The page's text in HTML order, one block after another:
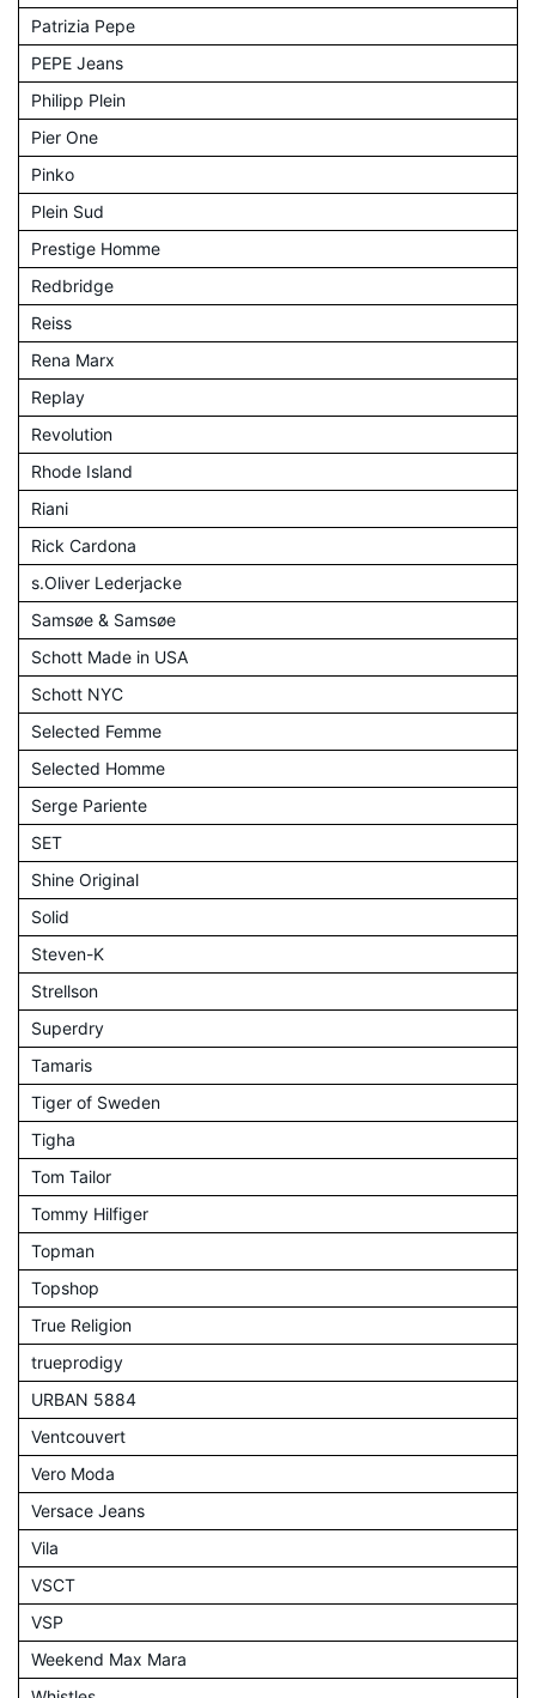
Patrizia Pepe
PEPE Jeans
Philipp Plein
Pier One
Pinko
Plein Sud
Prestige Homme
Redbridge
Reiss
Rena Marx
Replay
Revolution
Rhode Island
Riani
Rick Cardona
s.Oliver Lederjacke
Samsøe & Samsøe
Schott Made in USA
Schott NYC
Selected Femme
Selected Homme
Serge Pariente
SET
Shine Original
Solid
Steven-K
Strellson
Superdry
Tamaris
Tiger of Sweden
Tigha
Tom Tailor
Tommy Hilfiger
Topman
Topshop
True Religion
trueprodigy
URBAN 5884
Ventcouvert
Vero Moda
Versace Jeans
Vila
VSCT
VSP
Weekend Max Mara